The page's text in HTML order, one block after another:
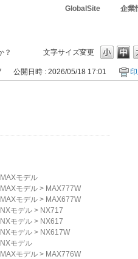
GlobalSite 企業
文字サイズ変更
？
公開日時 : 2026/05/18 17:01
MAXモデル
MAXモデル > MAX777W
MAXモデル > MAX677W
NXモデル > NX717
NXモデル > NX617
NXモデル > NX617W
NXモデル
MAXモデル > MAX776W